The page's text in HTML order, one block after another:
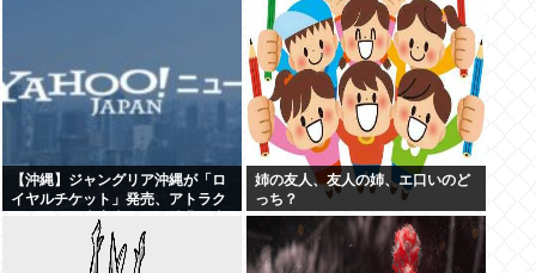
【沖縄】ジャングリア沖縄が「ロ
イヤルチケット」発売、アトラク
ションの優先案内などの特典…大
人2万9700円
姉の友人、友人の姉、エ口いのど
っち？